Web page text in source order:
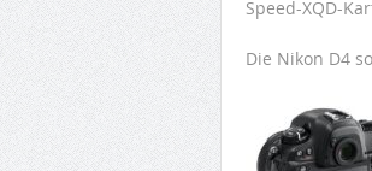
Speed-XQD-
Die Nikon D4